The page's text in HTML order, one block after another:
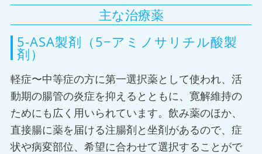
主な治療薬
5-ASA製剤（5−アミノサリチル酸製
剤）
軽症〜中等症の方に第一選択薬として使われ、活
動期の腸管の炎症を抑えるとともに、寛解維持の
ためにも広く用いられています。飲み薬のほか、
直接腸に薬を届ける注腸剤と坐剤があるので、症
状や病変部位、希望に合わせて選択することがで